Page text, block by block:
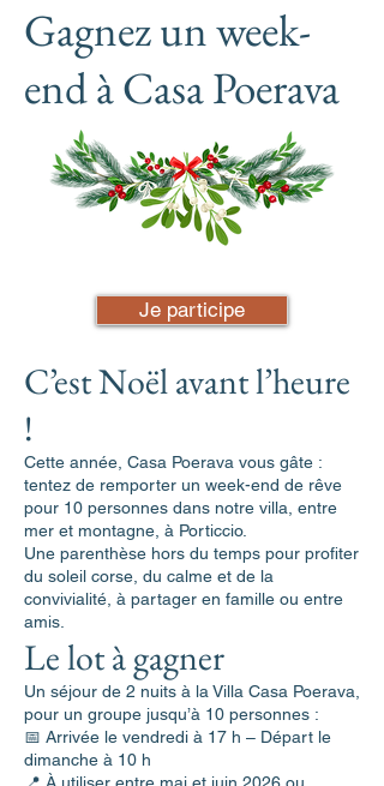
Gagnez un week-
end à Casa Poerava
Je participe
C’est Noël avant l’heure
!
Cette année, Casa Poerava vous gâte :
tentez de remporter un week-end de rêve
pour 10 personnes dans notre villa, entre
mer et montagne, à Porticcio.
Une parenthèse hors du temps pour profiter
du soleil corse, du calme et de la
convivialité, à partager en famille ou entre
amis.
Le lot à gagner
Un séjour de 2 nuits à la Villa Casa Poerava,
pour un groupe jusqu’à 10 personnes :
📅 Arrivée le vendredi à 17 h – Départ le
dimanche à 10 h